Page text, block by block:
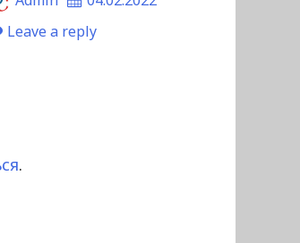
Leave a reply
.